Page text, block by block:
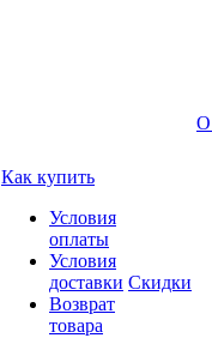
Как купить
Условия
оплаты
Условия
доставки
Возврат
товара
Скидки
О